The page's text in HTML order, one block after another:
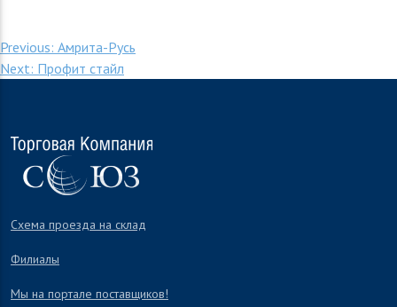
Навигация
по
Previous: Амрита-Русь
Next: Профит стайл
Схема проезда на склад
Филиалы
Мы на портале поставщиков!